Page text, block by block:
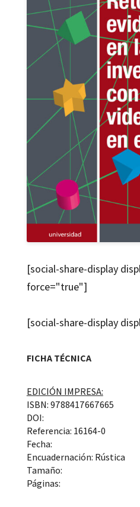
[social-share-display
force="true"]
[social-share-display
FICHA TÉCNICA
EDICIÓN IMPRESA:
ISBN: 9788417667665
DOI:
Referencia: 16164-0
Fecha:
Encuadernación: Rústica
Tamaño:
Páginas: